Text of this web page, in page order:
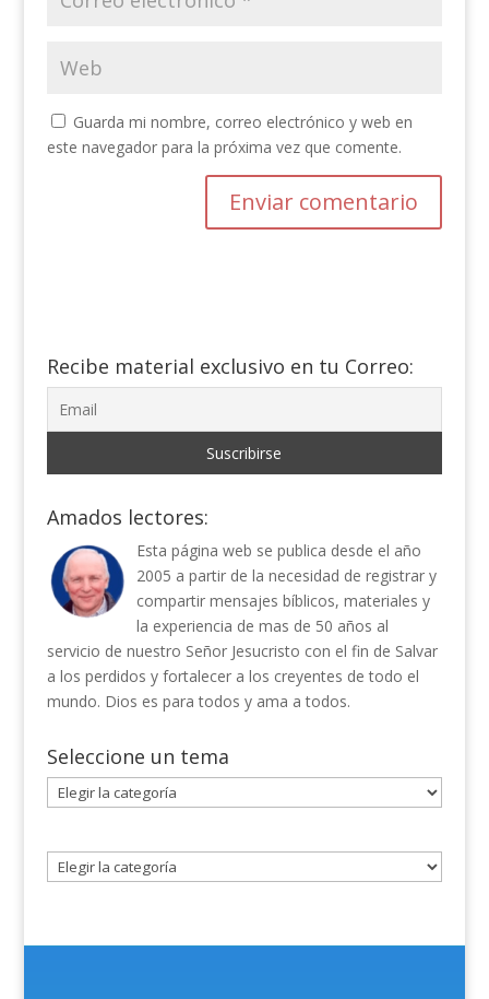
Guarda mi nombre, correo electrónico y web en
este navegador para la próxima vez que comente.
Recibe material exclusivo en tu Correo:
Amados lectores:
Esta página web se publica desde el año
2005 a partir de la necesidad de registrar y
compartir mensajes bíblicos, materiales y
la experiencia de mas de 50 años al
servicio de nuestro Señor Jesucristo con el fin de Salvar
a los perdidos y fortalecer a los creyentes de todo el
mundo. Dios es para todos y ama a todos.
Seleccione un tema
Seleccione
un